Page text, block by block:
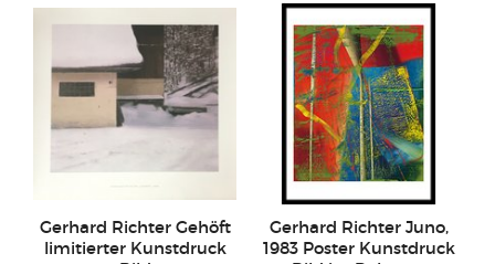
Gerhard Richter Gehöft
limitierter Kunstdruck
Gerhard Richter Juno,
1983 Poster Kunstdruck